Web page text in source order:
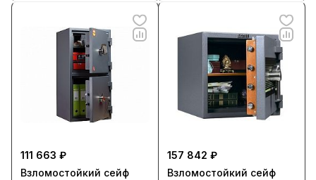
111 663 ₽
Взломостойкий сейф
157 842 ₽
Взломостойкий сейф